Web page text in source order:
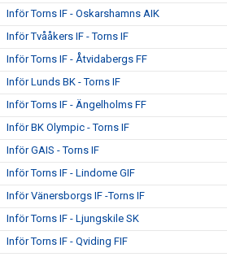
Inför Torns IF - Oskarshamns AIK
Inför Tvååkers IF - Torns IF
Inför Torns IF - Åtvidabergs FF
Inför Lunds BK - Torns IF
Inför Torns IF - Ängelholms FF
Inför BK Olympic - Torns IF
Inför GAIS - Torns IF
Inför Torns IF - Lindome GIF
Inför Vänersborgs IF -Torns IF
Inför Torns IF - Ljungskile SK
Inför Torns IF - Qviding FIF